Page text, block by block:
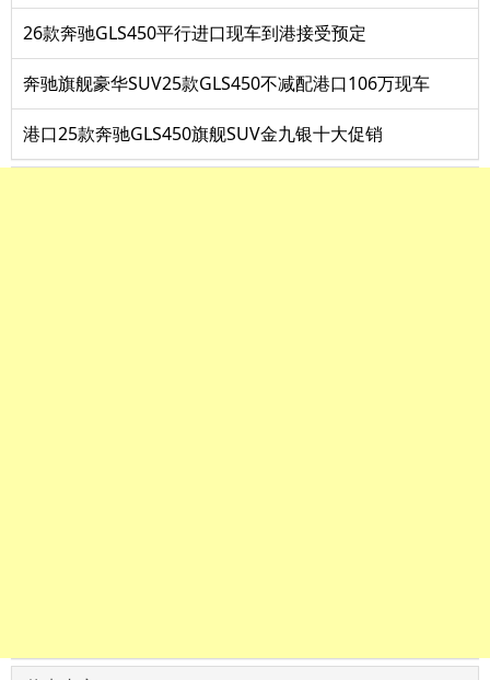
26款奔驰GLS450平行进口现车到港接受预定
奔驰旗舰豪华SUV25款GLS450不减配港口106万现车
港口25款奔驰GLS450旗舰SUV金九银十大促销